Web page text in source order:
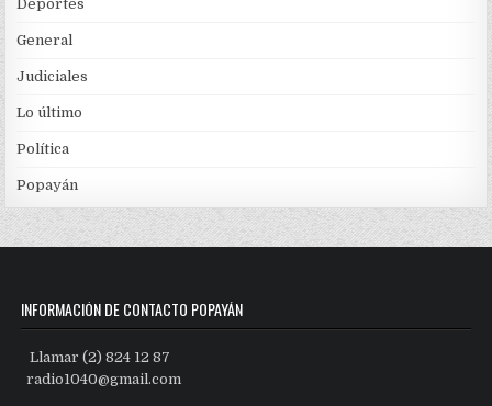
Deportes
General
Judiciales
Lo último
Política
Popayán
INFORMACIÓN DE CONTACTO POPAYÁN
Llamar (2) 824 12 87
radio1040@gmail.com